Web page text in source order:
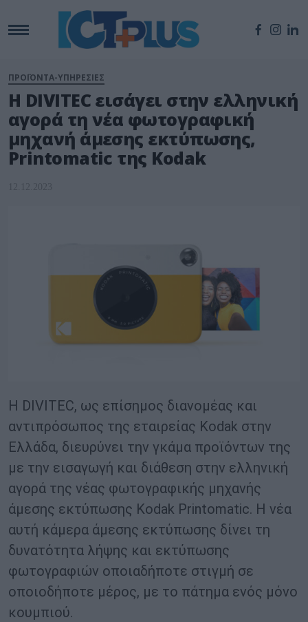
ΠΡΟΪΟΝΤΑ-ΥΠΗΡΕΣΙΕΣ
Η DIVITEC εισάγει στην ελληνική
αγορά τη νέα φωτογραφική
μηχανή άμεσης εκτύπωσης,
Printomatic της Kodak
12.12.2023
Η DIVITEC, ως επίσημος διανομέας και
αντιπρόσωπος της εταιρείας Kodak στην
Ελλάδα, διευρύνει την γκάμα προϊόντων της
με την εισαγωγή και διάθεση στην ελληνική
αγορά της νέας φωτογραφικής μηχανής
άμεσης εκτύπωσης Kodak Printomatic. Η νέα
αυτή κάμερα άμεσης εκτύπωσης δίνει τη
δυνατότητα λήψης και εκτύπωσης
φωτογραφιών οποιαδήποτε στιγμή σε
οποιοδήποτε μέρος, με το πάτημα ενός μόνο
κουμπιού.